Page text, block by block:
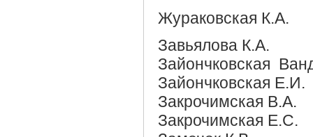
Жураковская К.А.
Завьялова К.А.
Зайончковская
Зайончковская Е.И.
Закрочимская В.А.
Закрочимская Е.С.